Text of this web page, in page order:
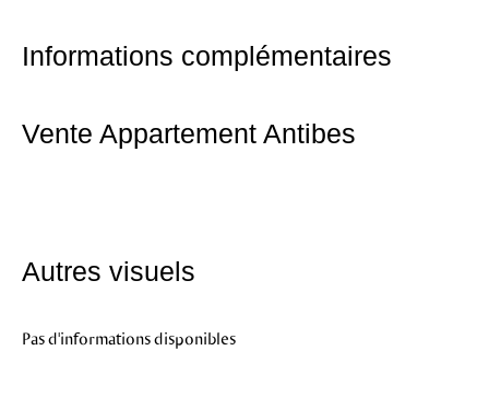
Informations complémentaires
Vente Appartement Antibes
Autres visuels
Pas d'informations disponibles